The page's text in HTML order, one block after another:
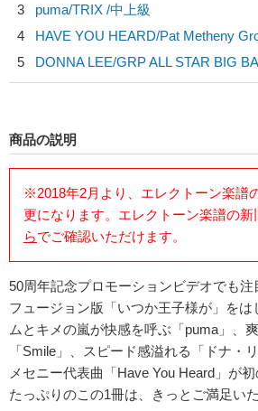
3
puma/TRIX /中上級
4
HAVE YOU HEARD/Pat Metheny
5
DONNA LEE/GRP ALL STAR BIG
商品の説明
※2018年2月より、エレクトーン楽譜
更になります。エレクトーン楽譜の新
らでご確認いただけます。
50周年記念プロモーションビデオでも
フュージョン版「いつか王子様が」をは
ムとキメの嵐が快感を呼ぶ「puma」、
「Smile」、スピード感溢れる「ドナ・
メセニー代表曲「Have You Heard」が
たっぷりのこの1冊は、きっとご満足い